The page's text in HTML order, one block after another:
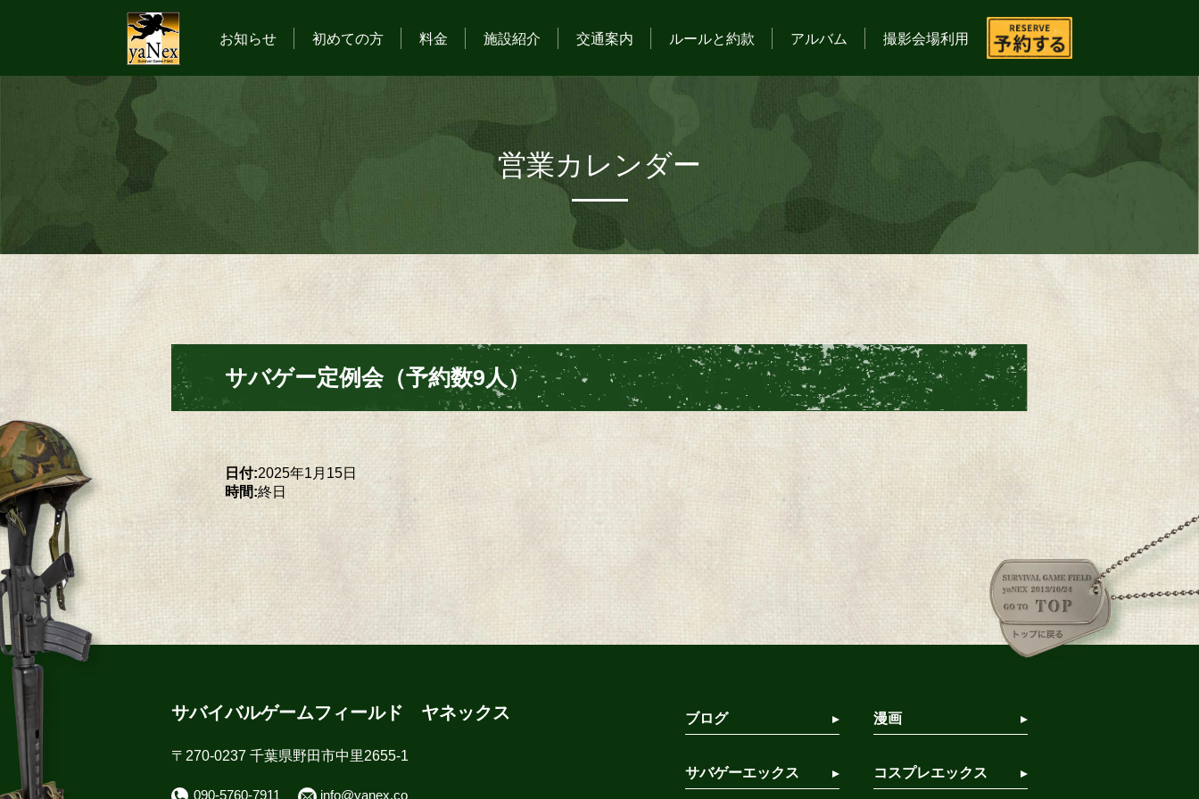
お知らせ 初めての方 料金 施設紹介 交通案内 ルールと約款 アルバム 撮影会場利用
営業カレンダー
サバゲー定例会（予約数9人）
日付:2025年1月15日
時間:終日
サバイバルゲームフィールド ヤネックス
〒270-0237 千葉県野田市中里2655-1
090-5760-7911 info@yanex.co
ブログ 漫画
サバゲーエックス コスプレエックス